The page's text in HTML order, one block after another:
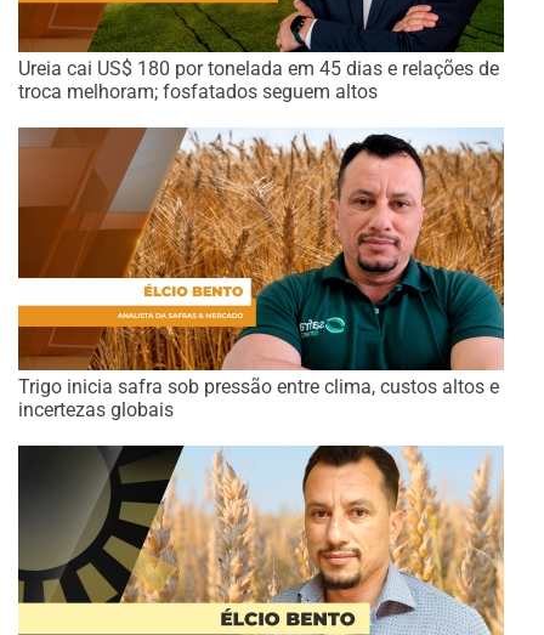
Ureia cai US$ 180 por tonelada em 45 dias e relações de
troca melhoram; fosfatados seguem altos
Trigo inicia safra sob pressão entre clima, custos altos e
incertezas globais